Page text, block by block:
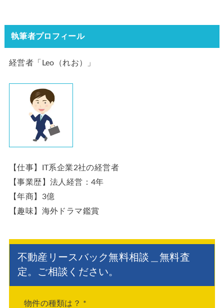
執筆者プロフィール
経営者「Leo（れお）」
【仕事】IT系企業2社の経営者
【事業歴】法人経営：4年
【年商】3億
【趣味】海外ドラマ鑑賞
不動産リースバック無料相談＿無料査
定。ご相談ください。
物件の種類は？ *